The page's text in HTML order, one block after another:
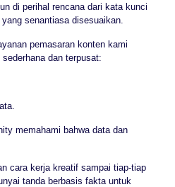
di perihal rencana dari kata kunci
senantiasa disesuaikan.
pemasaran konten kami
dan terpusat:
memahami bahwa data dan
cara kerja kreatif sampai tiap-tiap
tanda berbasis fakta untuk